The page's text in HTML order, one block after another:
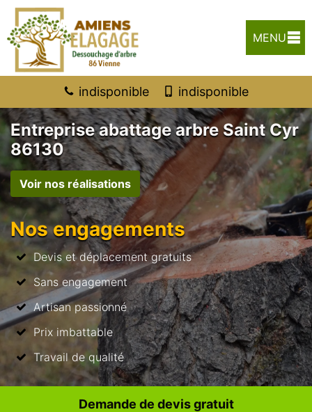
MENU
indisponible indisponible
Entreprise abattage arbre Saint Cyr
86130
Voir nos réalisations
Nos engagements
Devis et déplacement gratuits
Sans engagement
Artisan passionné
Prix imbattable
Travail de qualité
Demande de devis gratuit